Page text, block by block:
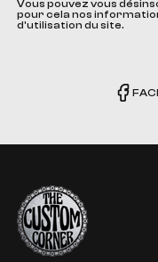
Vous pouvez vous
pour cela nos
d'utilisation du site.
The Custom Corner